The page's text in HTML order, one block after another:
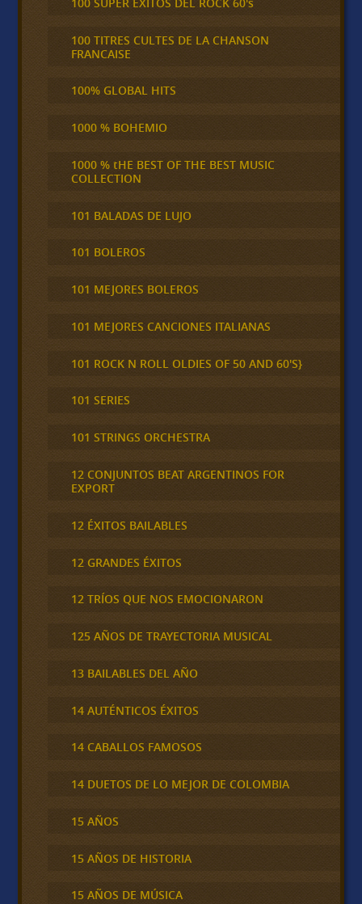
100 TITRES CULTES DE LA CHANSON
FRANCAISE
100% GLOBAL HITS
1000 % BOHEMIO
1000 % tHE BEST OF THE BEST MUSIC
COLLECTION
101 BALADAS DE LUJO
101 BOLEROS
101 MEJORES BOLEROS
101 MEJORES CANCIONES ITALIANAS
101 ROCK N ROLL OLDIES OF 50 AND 60'S}
101 SERIES
101 STRINGS ORCHESTRA
12 CONJUNTOS BEAT ARGENTINOS FOR
EXPORT
12 ÉXITOS BAILABLES
12 GRANDES ÉXITOS
12 TRÍOS QUE NOS EMOCIONARON
125 AÑOS DE TRAYECTORIA MUSICAL
13 BAILABLES DEL AÑO
14 AUTÉNTICOS ÉXITOS
14 CABALLOS FAMOSOS
14 DUETOS DE LO MEJOR DE COLOMBIA
15 AÑOS
15 AÑOS DE HISTORIA
15 AÑOS DE MÚSICA